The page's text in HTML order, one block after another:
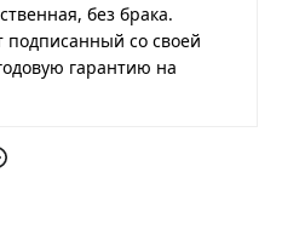
без брака.
подписанный со своей
гарантию на